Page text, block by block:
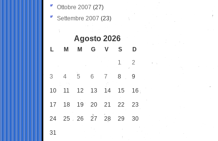
Ottobre 2007 (27)
Settembre 2007 (23)
Agosto 2026
L M M G V S
D
1
2
3 4 5 6 7 8 9
10 11 12 13 14 15 16
17 18 19 20 21 22 23
24 25 26 27 28 29 30
31